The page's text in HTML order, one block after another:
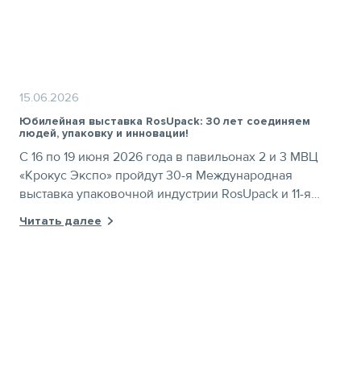
15.06.2026
Юбилейная выставка RosUpack: 30 лет соединяем
людей, упаковку и инновации!
С 16 по 19 июня 2026 года в павильонах 2 и 3 МВЦ
«Крокус Экспо» пройдут 30-я Международная
выставка упаковочной индустрии RosUpack и 11-я
Международная выставка оборудования, материалов
и технологий для печатного и рекламного
Читать далее